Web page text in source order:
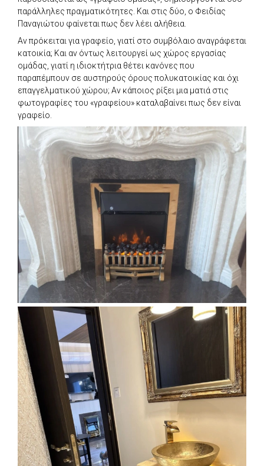
παράλληλες πραγματικότητες. Και στις δύο, ο Φειδίας
Παναγιώτου φαίνεται πως δεν λέει αλήθεια.
Αν πρόκειται για γραφείο, γιατί στο συμβόλαιο αναγράφεται
κατοικία; Και αν όντως λειτουργεί ως χώρος εργασίας
ομάδας, γιατί η ιδιοκτήτρια θέτει κανόνες που
παραπέμπουν σε αυστηρούς όρους πολυκατοικίας και όχι
επαγγελματικού χώρου; Αν κάποιος ρίξει μια ματιά στις
φωτογραφίες του «γραφείου» καταλαβαίνει πως δεν είναι
γραφείο.